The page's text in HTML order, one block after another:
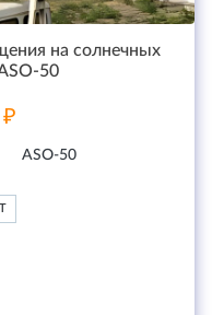
на солнечных
50
ASO-50